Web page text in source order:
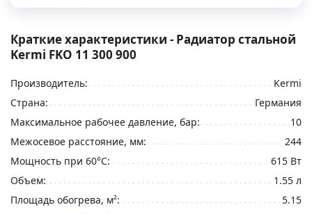
Краткие характеристики - Радиатор стальной
Kermi FKO 11 300 900
Производитель:
Kermi
Страна:
Германия
Максимальное рабочее давление, бар:
10
Межосевое расстояние, мм:
244
Мощность при 60°C:
615 Вт
Объем:
1.55 л
Площадь обогрева, м²:
5.15